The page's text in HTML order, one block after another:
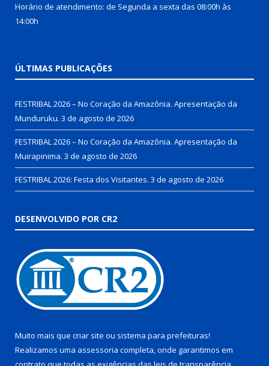
Horário de atendimento: de Segunda a sexta das 08:00h às
14:00h
ÚLTIMAS PUBLICAÇÕES
FESTRIBAL 2026 – No Coração da Amazônia. Apresentação da
Munduruku. 3 de agosto de 2026
FESTRIBAL 2026 – No Coração da Amazônia. Apresentação da
Muirapinima. 3 de agosto de 2026
FESTRIBAL 2026: Festa dos Visitantes. 3 de agosto de 2026
DESENVOLVIDO POR CR2
Muito mais que criar site ou sistema para prefeituras!
Realizamos uma assessoria completa, onde garantimos em